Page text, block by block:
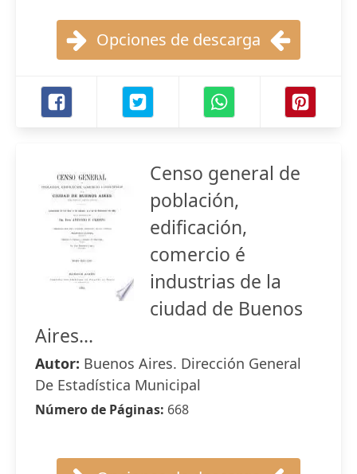
Opciones de descarga
Censo general de
población,
edificación,
comercio é
industrias de la
ciudad de Buenos
Aires...
Autor: Buenos Aires. Dirección General
De Estadística Municipal
Número de Páginas: 668